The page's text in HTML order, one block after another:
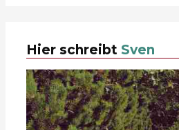
Hier schreibt Sven